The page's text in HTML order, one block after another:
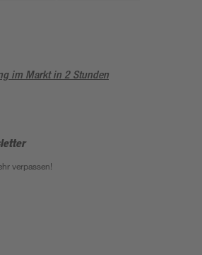
im Markt in 2 Stunden
verpassen!